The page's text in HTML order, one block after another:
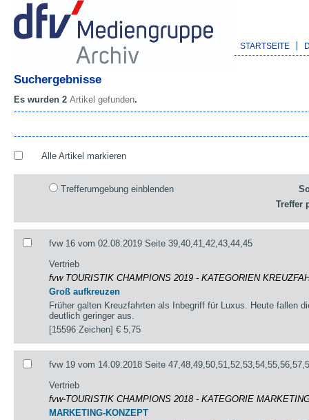
STARTSEITE
Suchergebnisse
Es wurden 2 Artikel gefunden.
Alle Artikel markieren
Trefferumgebung einblenden
Treffer
fvw 16 vom 02.08.2019 Seite 39,40,41,42,43,44,45
Vertrieb
fvw TOURISTIK CHAMPIONS 2019 - KATEGORIEN
Groß aufkreuzen
Früher galten Kreuzfahrten als Inbegriff für Luxus. Heute fallen
deutlich geringer aus.
[15596 Zeichen]€ 5,75
fvw 19 vom 14.09.2018 Seite
Vertrieb
fvw-TOURISTIK CHAMPIONS 2018 - KATEGORIE
MARKETING-KONZEPT